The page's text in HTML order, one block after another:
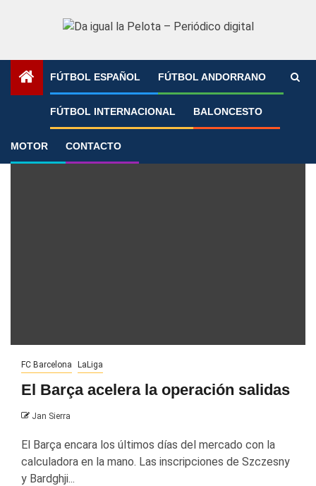
FÚTBOL ESPAÑOL FÚTBOL ANDORRANO
FÚTBOL INTERNACIONAL BALONCESTO
MOTOR CONTACTO
»
Iñaki Peña
FC Barcelona LaLiga
El Barça acelera la operación salidas
Jan Sierra
El Barça encara los últimos días del mercado con la
calculadora en la mano. Las inscripciones de Szczesny
y Bardghji...